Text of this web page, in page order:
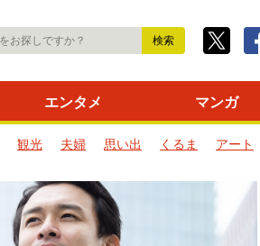
エンタメ マンガ
観光 夫婦 思い出 くるま
アート